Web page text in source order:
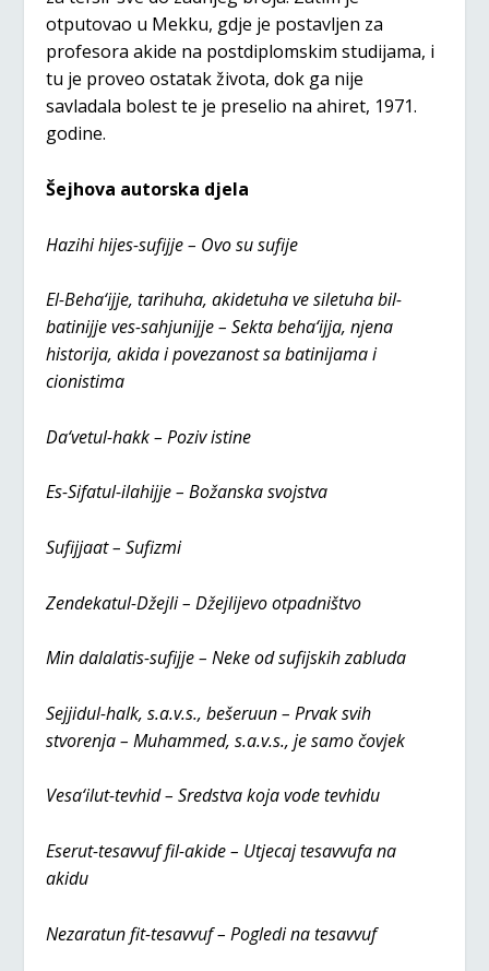
otputovao u Mekku, gdje je postavljen za
profesora akide na postdiplomskim studijama, i
tu je proveo ostatak života, dok ga nije
savladala bolest te je preselio na ahiret, 1971.
godine.
Šejhova autorska djela
Hazihi hijes-sufijje – Ovo su sufije
El-Beha‘ijje, tarihuha, akidetuha ve siletuha bil-
batinijje ves-sahjunijje – Sekta beha‘ijja, njena
historija, akida i povezanost sa batinijama i
cionistima
Da‘vetul-hakk – Poziv istine
Es-Sifatul-ilahijje – Božanska svojstva
Sufijjaat – Sufizmi
Zendekatul-Džejli – Džejlijevo otpadništvo
Min dalalatis-sufijje – Neke od sufijskih zabluda
Sejjidul-halk, s.a.v.s., bešeruun – Prvak svih
stvorenja – Muhammed, s.a.v.s., je samo čovjek
Vesa‘ilut-tevhid – Sredstva koja vode tevhidu
Eserut-tesavvuf fil-akide – Utjecaj tesavvufa na
akidu
Nezaratun fit-tesavvuf – Pogledi na tesavvuf